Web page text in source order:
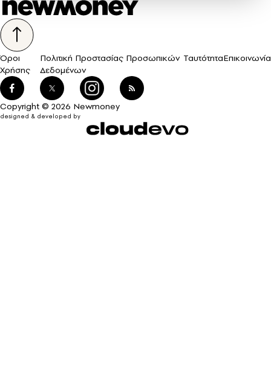
Όροι
Χρήσης
Πολιτική Προστασίας Προσωπικών
Δεδομένων
ΤαυτότηταΕπικοινωνία
Copyright © 2026 Newmoney
designed & developed by